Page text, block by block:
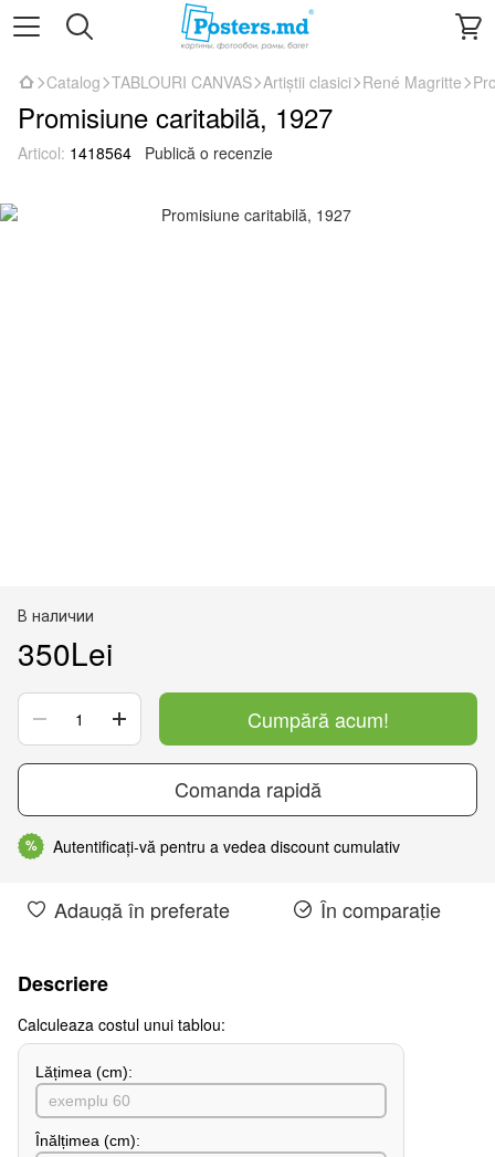
Catalog TABLOURI CANVAS Artiștii clasici René Magritte
Promisiune caritabilă, 1927
Articol: 1418564 Publică o recenzie
В наличии
350Lei
Cumpără acum!
Comanda rapidă
% Autentificați-vă pentru a vedea discount cumulativ
Adaugă în preferate În comparație
Descriere
Сalculeaza costul unui tablou:
Lățimea (сm):
Înălțimea (cm):